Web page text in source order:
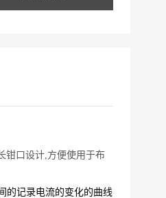
钳口设计,方便使用于布
的记录电流的变化的曲线